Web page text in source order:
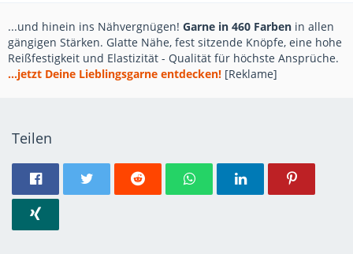
...und hinein ins Nähvergnügen! Garne in 460 Farben in allen
gängigen Stärken. Glatte Nähe, fest sitzende Knöpfe, eine hohe
Reißfestigkeit und Elastizität - Qualität für höchste Ansprüche.
...jetzt Deine Lieblingsgarne entdecken! [Reklame]
Teilen